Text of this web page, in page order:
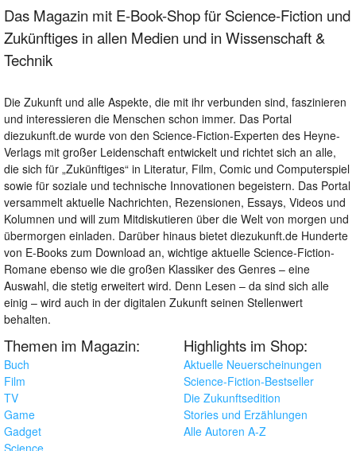
Das Magazin mit E-Book-Shop für Science-Fiction und
Zukünftiges in allen Medien und in Wissenschaft &
Technik
Die Zukunft und alle Aspekte, die mit ihr verbunden sind, faszinieren
und interessieren die Menschen schon immer. Das Portal
diezukunft.de wurde von den Science-Fiction-Experten des Heyne-
Verlags mit großer Leidenschaft entwickelt und richtet sich an alle,
die sich für „Zukünftiges“ in Literatur, Film, Comic und Computerspiel
sowie für soziale und technische Innovationen begeistern. Das Portal
versammelt aktuelle Nachrichten, Rezensionen, Essays, Videos und
Kolumnen und will zum Mitdiskutieren über die Welt von morgen und
übermorgen einladen. Darüber hinaus bietet diezukunft.de Hunderte
von E-Books zum Download an, wichtige aktuelle Science-Fiction-
Romane ebenso wie die großen Klassiker des Genres – eine
Auswahl, die stetig erweitert wird. Denn Lesen – da sind sich alle
einig – wird auch in der digitalen Zukunft seinen Stellenwert
behalten.
Themen im Magazin:
Buch
Film
TV
Game
Gadget
Highlights im Shop:
Aktuelle Neuerscheinungen
Science-Fiction-Bestseller
Die Zukunftsedition
Stories und Erzählungen
Alle Autoren A-Z